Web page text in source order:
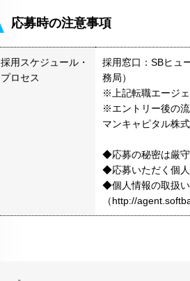
応募時の注意事項
採用スケジュール・
プロセス
採用窓口：SBヒュ
務局）
※上記転職エージェ
※エントリー後の
マンキャピタル株
◆応募の秘密は厳守
◆応募いただく個人
◆個人情報の取扱
（http://